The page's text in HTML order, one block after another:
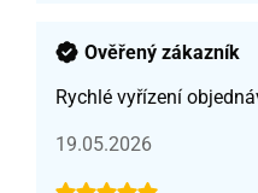
Ověřený zákazník
Rychlé vyřízení
19.05.2026